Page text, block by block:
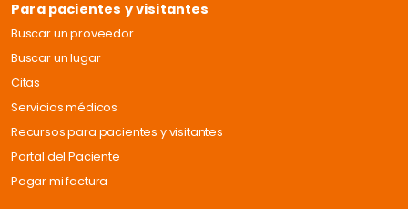
Para pacientes y visitantes
Buscar un proveedor
Buscar un lugar
Citas
Servicios médicos
Recursos para pacientes y visitantes
Portal del Paciente
Pagar mi factura